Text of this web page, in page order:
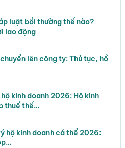
luật bồi thường thế nào?
lao động
lên công ty: Thủ tục, hồ
kinh doanh 2026: Hộ kinh
thuế thế…
hộ kinh doanh cá thể 2026: